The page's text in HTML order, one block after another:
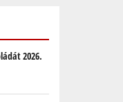
2026.